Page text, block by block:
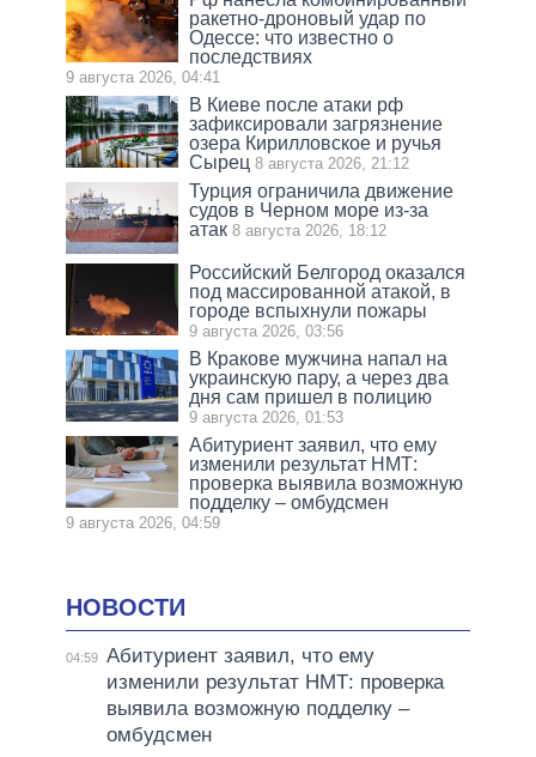
ракетно-дроновый удар по
Одессе: что известно о
последствиях
9 августа 2026, 04:41
В Киеве после атаки рф
зафиксировали загрязнение
озера Кирилловское и ручья
Сырец 8 августа 2026, 21:12
Турция ограничила движение
судов в Черном море из-за
атак 8 августа 2026, 18:12
Российский Белгород оказался
под массированной атакой, в
городе вспыхнули пожары
9 августа 2026, 03:56
В Кракове мужчина напал на
украинскую пару, а через два
дня сам пришел в полицию
9 августа 2026, 01:53
Абитуриент заявил, что ему
изменили результат НМТ:
проверка выявила возможную
подделку – омбудсмен
9 августа 2026, 04:59
НОВОСТИ
04:59 Абитуриент заявил, что ему
изменили результат НМТ: проверка
выявила возможную подделку –
омбудсмен